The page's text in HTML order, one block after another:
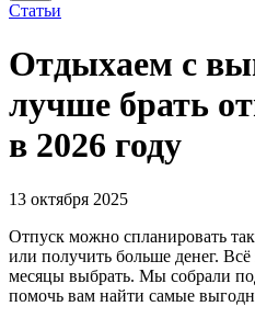
Статьи
Отдыхаем с
лучше брать
в 2026 году
13 октября 2025
Отпуск можно спланировать
или получить больше денег. Всё
месяцы выбрать. Мы собрали
помочь вам найти самые